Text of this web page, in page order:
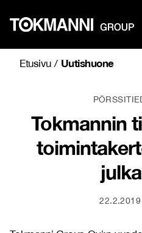
sisältöön
Etusivu/ Uutishuone
Tokmannin
22.2.2019